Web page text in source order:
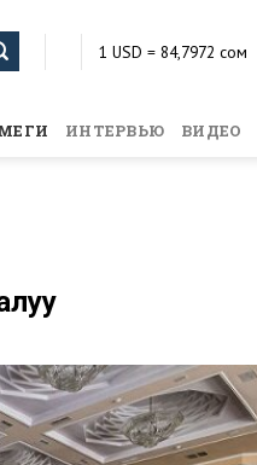
1 USD = 84,7972 сом
1 RUB = 1,1128 сом
ИНТЕРВЬЮ ВИДЕО